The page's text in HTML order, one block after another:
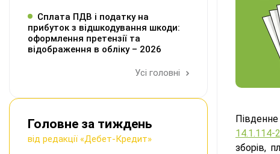
зборів,
Сплата ПДВ і податку на
прибуток з відшкодування шкоди:
оформлення претензії та
відображення в обліку – 2026
Усі головні
Головне за тиждень
від редакції «Дебет-Кредит»